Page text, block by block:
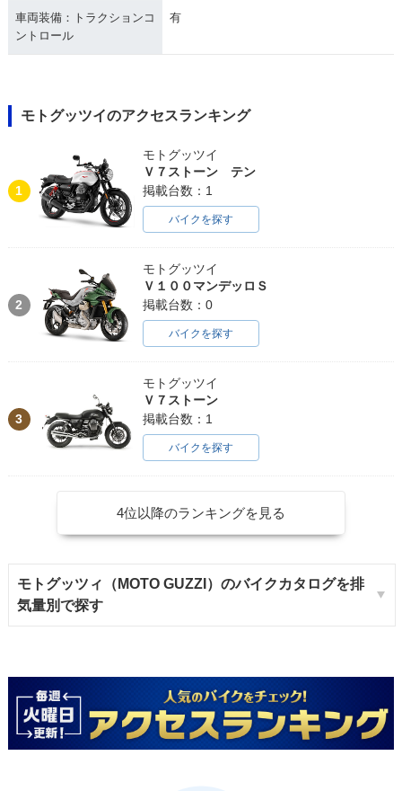
車両装備：トラクションコ
ントロール
有
モトグッツイのアクセスランキング
1
モトグッツイ
Ｖ７ストーン テン
掲載台数：1
バイクを探す
2
モトグッツイ
Ｖ１００マンデッロＳ
掲載台数：0
バイクを探す
3
モトグッツイ
Ｖ７ストーン
掲載台数：1
バイクを探す
4位以降のランキングを見る
モトグッツィ（MOTO GUZZI）のバイクカタログを排
気量別で探す